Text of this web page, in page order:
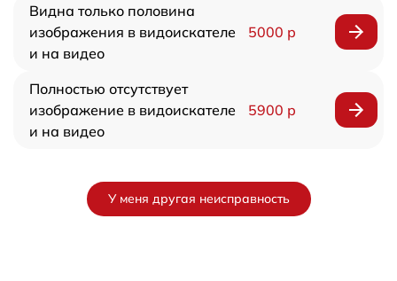
Видна только половина
изображения в видоискателе
и на видео
5000 р
Полностью отсутствует
изображение в видоискателе
и на видео
5900 р
У меня другая неисправность